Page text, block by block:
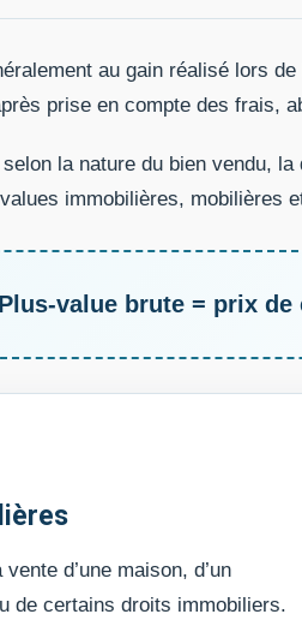
au gain réalisé lors
prise en compte des frais,
la nature du bien vendu,
immobilières, mobilières
Plus-value brute = prix
d’une maison, d’un
de certains droits immobiliers.